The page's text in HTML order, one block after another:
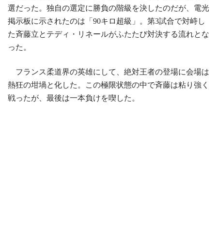
選だった。独自の選定に勝負の階級を決したのだが、電光
掲示板に示されたのは「90キロ超級」。第3試合で対峙し
た斉藤立とテディ・リネールがふたたび対決する流れとな
った。
フランス柔道界の英雄にして、絶対王者の登場に会場は
熱狂の坩堝と化した。この極限状態の中で斉藤は粘り強く
戦ったが、最後は一本負けを喫した。